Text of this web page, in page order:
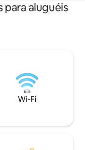
para aluguéis
Wi-Fi